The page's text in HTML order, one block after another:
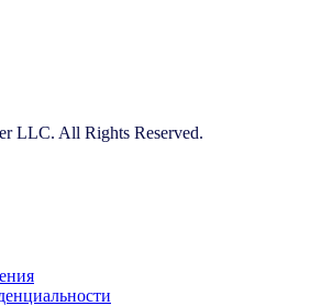
LLC. All Rights Reserved.